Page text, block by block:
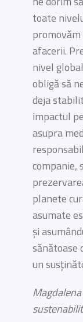
toate
afacerii.
nivel
obligă să
deja
impactul
asupra
companie,
planete
asumate
și
sănătoase
un